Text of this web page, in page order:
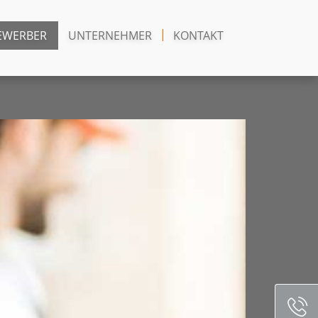
UNTERNEHMER KONTAKT